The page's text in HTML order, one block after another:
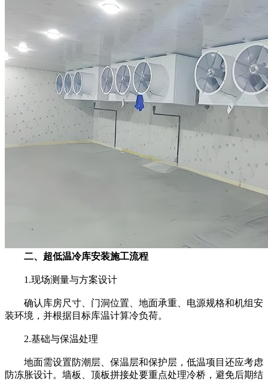
二、超低温冷库安装施工流程
1.现场测量与方案设计
确认库房尺寸、门洞位置、地面承重、电源规格和机组安
装环境，并根据目标库温计算冷负荷。
2.基础与保温处理
地面需设置防潮层、保温层和保护层，低温项目还应考虑
防冻胀设计。墙板、顶板拼接处要重点处理冷桥，避免后期结